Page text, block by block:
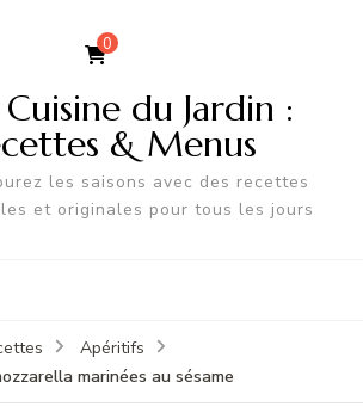
0
Cuisine du Jardin :
& Menus
les saisons avec des recettes
et originales pour tous les jours
Apéritifs
marinées au sésame